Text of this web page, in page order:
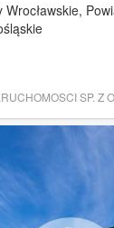
Wrocławskie,
SP. Z